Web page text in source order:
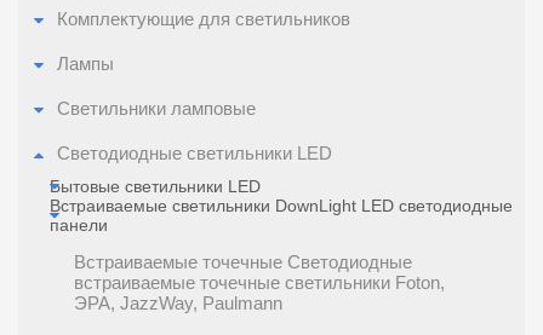
Комплектующие для светильников
Лампы
Светильники ламповые
Светодиодные светильники LED
Бытовые светильники LED
Встраиваемые светильники DownLight LED светодиодные
панели
Встраиваемые точечные Cветодиодные
встраиваемые точечные светильники Foton,
ЭРА, JazzWay, Paulmann